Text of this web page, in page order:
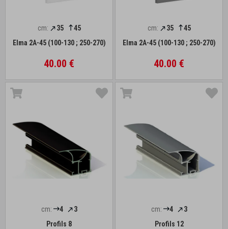
cm: 35
45
Elma 2A-45 (100-130 ; 250-270)
40.00 €
cm: 35
45
Elma 2A-45 (100-130 ; 250-270)
40.00 €
cm: 4
3
Profils 8
cm: 4
3
Profils 12